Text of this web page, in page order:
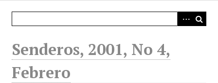
Senderos, 2001, No 4,
Febrero